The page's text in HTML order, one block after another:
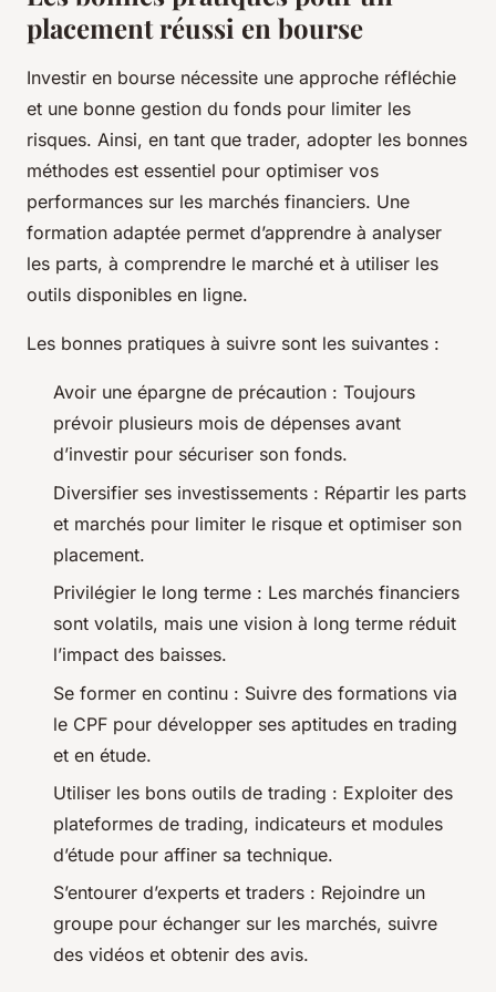
placement réussi en bourse
Investir en bourse nécessite une approche réfléchie
et une bonne gestion du fonds pour limiter les
risques. Ainsi, en tant que trader, adopter les bonnes
méthodes est essentiel pour optimiser vos
performances sur les marchés financiers. Une
formation adaptée permet d’apprendre à analyser
les parts, à comprendre le marché et à utiliser les
outils disponibles en ligne.
Les bonnes pratiques à suivre sont les suivantes :
Avoir une épargne de précaution : Toujours
prévoir plusieurs mois de dépenses avant
d’investir pour sécuriser son fonds.
Diversifier ses investissements : Répartir les parts
et marchés pour limiter le risque et optimiser son
placement.
Privilégier le long terme : Les marchés financiers
sont volatils, mais une vision à long terme réduit
l’impact des baisses.
Se former en continu : Suivre des formations via
le CPF pour développer ses aptitudes en trading
et en étude.
Utiliser les bons outils de trading : Exploiter des
plateformes de trading, indicateurs et modules
d’étude pour affiner sa technique.
S’entourer d’experts et traders : Rejoindre un
groupe pour échanger sur les marchés, suivre
des vidéos et obtenir des avis.